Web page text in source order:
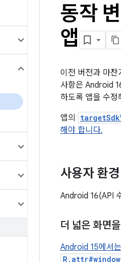
동작
앱
이전 버전과 마
사항은 Android
하도록 앱을 수
앱의
해야 합니다.
사용자 환
Android 16(API
더 넓은 화면
Android 15에서